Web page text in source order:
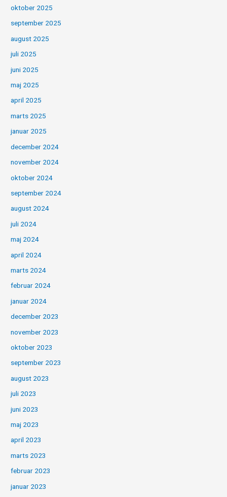
oktober 2025
september 2025
august 2025
juli 2025
juni 2025
maj 2025
april 2025
marts 2025
januar 2025
december 2024
november 2024
oktober 2024
september 2024
august 2024
juli 2024
maj 2024
april 2024
marts 2024
februar 2024
januar 2024
december 2023
november 2023
oktober 2023
september 2023
august 2023
juli 2023
juni 2023
maj 2023
april 2023
marts 2023
februar 2023
januar 2023